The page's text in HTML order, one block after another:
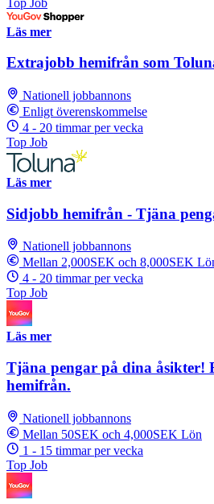
Läs mer
Extrajobb hemifrån som
Nationell jobbannons
Enligt överenskommelse
4 - 20 timmar per vecka
Top Job
Läs mer
Sidjobb hemifrån - Tjäna
Nationell jobbannons
Mellan 2,000SEK och 8,000SEK
4 - 20 timmar per vecka
Top Job
Läs mer
Tjäna pengar på dina åsikter!
hemifrån.
Nationell jobbannons
Mellan 50SEK och 4,000SEK Lön
1 - 15 timmar per vecka
Top Job